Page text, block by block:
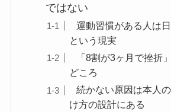
ではない
運動習慣がある人は
という現実
「8割が3ヶ月で挫折
どころ
続かない原因は本人
け方の設計にある